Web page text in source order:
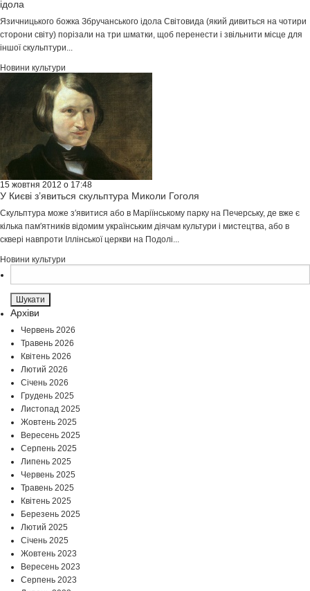
ідола
Язичницького божка Збручанського ідола Світовида (який дивиться на чотири
сторони світу) порізали на три шматки, щоб перенести і звільнити місце для
іншої скульптури...
Новини культури
15 жовтня 2012 о 17:48
У Києві з’явиться скульптура Миколи Гоголя
Скульптура може з′явитися або в Маріїнському парку на Печерську, де вже є
кілька пам′ятників відомим українським діячам культури і мистецтва, або в
сквері навпроти Іллінської церкви на Подолі...
Новини культури
Архіви
Червень 2026
Травень 2026
Квітень 2026
Лютий 2026
Січень 2026
Грудень 2025
Листопад 2025
Жовтень 2025
Вересень 2025
Серпень 2025
Липень 2025
Червень 2025
Травень 2025
Квітень 2025
Березень 2025
Лютий 2025
Січень 2025
Жовтень 2023
Вересень 2023
Серпень 2023